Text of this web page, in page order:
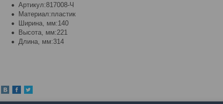
Артикул:817008-Ч
Материал:пластик
Ширина, мм:140
Высота, мм:221
Длина, мм:314